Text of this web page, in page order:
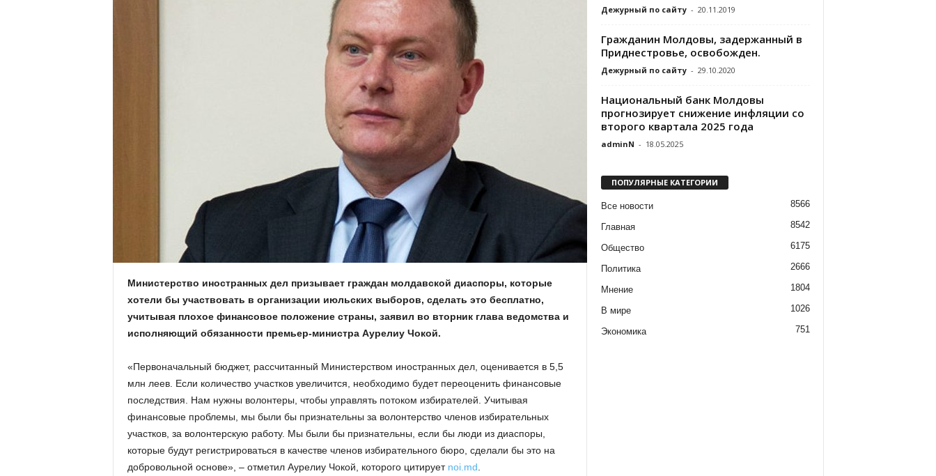
Министерство иностранных дел призывает граждан молдавской диаспоры, которые
хотели бы участвовать в организации июльских выборов, сделать это бесплатно,
учитывая плохое финансовое положение страны, заявил во вторник глава ведомства и
исполняющий обязанности премьер-министра Аурелиу Чокой.
«Первоначальный бюджет, рассчитанный Министерством иностранных дел, оценивается в 5,5
млн леев. Если количество участков увеличится, необходимо будет переоценить финансовые
последствия. Нам нужны волонтеры, чтобы управлять потоком избирателей. Учитывая
финансовые проблемы, мы были бы признательны за волонтерство членов избирательных
участков, за волонтерскую работу. Мы были бы признательны, если бы люди из диаспоры,
которые будут регистрироваться в качестве членов избирательного бюро, сделали бы это на
добровольной основе», – отметил Аурелиу Чокой, которого цитирует noi.md
Дежурный по сайту - 20.11.2019
Гражданин Молдовы, задержанный в
Приднестровье, освобожден.
Дежурный по сайту - 29.10.2020
Национальный банк Молдовы
прогнозирует снижение инфляции со
второго квартала 2025 года
adminN - 18.05.2025
ПОПУЛЯРНЫЕ КАТЕГОРИИ
Все новости 8566
Главная 8542
Общество 6175
Политика 2666
Мнение 1804
В мире 1026
Экономика 751